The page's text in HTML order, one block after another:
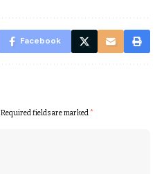
Facebook
Required fields are marked*